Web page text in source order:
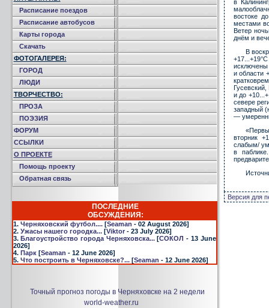
Расписание поездов
Расписание автобусов
Карты города
Скачать
ФОТОГАЛЕРЕЯ:
ГОРОД
ЛЮДИ
ТВОРЧЕСТВО:
ПРОЗА
ПОЭЗИЯ
ФОРУМ
ССЫЛКИ
О ПРОЕКТЕ
Помощь проекту
Обратная связь
ПОСЛЕДНИЕ
ОБСУЖДЕНИЯ:
1. Черняховский футбол....[Seaman - 02 August 2026]
2. Ужасы нашего городка...[Viktor- 23 July 2026]
3.Благоустройство города Черняховска...[СОКОЛ - 13 June
2026]
4. Парк[Seaman - 12 June 2026]
5. Что построить в Черняховске?...[Seaman - 12 June 2026]
Точный прогноз погоды в Черняховске на 2 недели
world-weather.ru
в
востоке
местами
Ветер
днём и
В
исключены
и области
и до
севере
западный
—
вторник
слабым/
в
Версия для